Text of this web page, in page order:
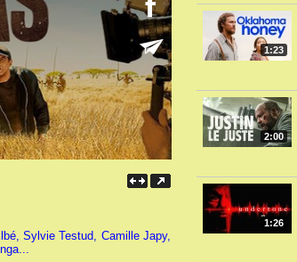
1:23
2:00
1:26
Sylvie Testud, Camille Japy,